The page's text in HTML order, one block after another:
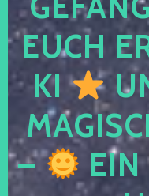
EUCH
KI
–